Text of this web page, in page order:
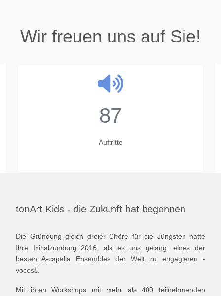
Wir freuen uns auf Sie!
87
Auftritte
tonArt Kids - die Zukunft hat begonnen
Die Gründung gleich dreier Chöre für die Jüngsten hatte
Ihre Initialzündung 2016, als es uns gelang, eines der
besten A-capella Ensembles der Welt zu engagieren -
voces8.
Mit ihren Workshops mit mehr als 400 teilnehmenden